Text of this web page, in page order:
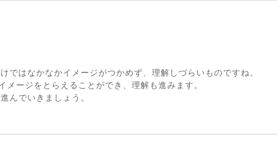
ではなかなかイメージがつかめず、理解しづらいものですね。
ージをとらえることができ、理解も進みます。
んでいきましょう。